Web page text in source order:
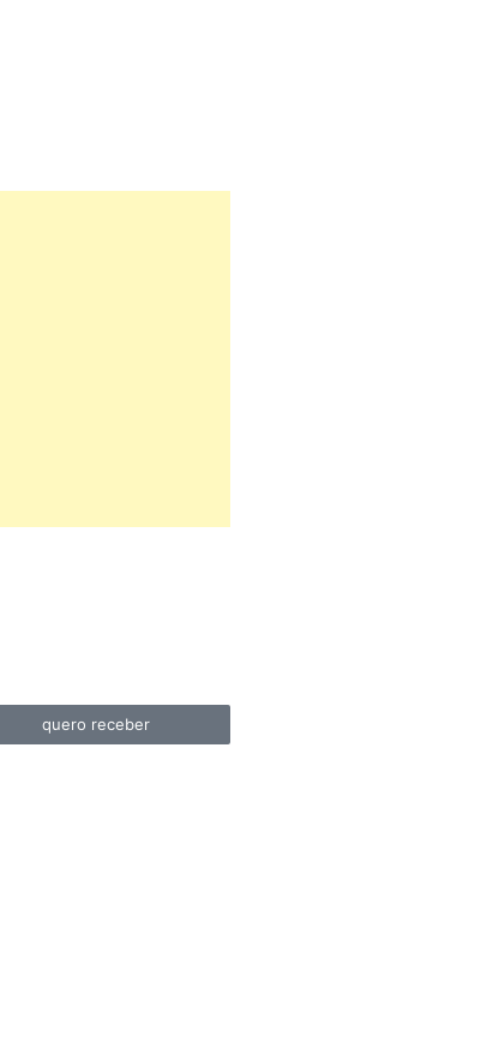
quero receber